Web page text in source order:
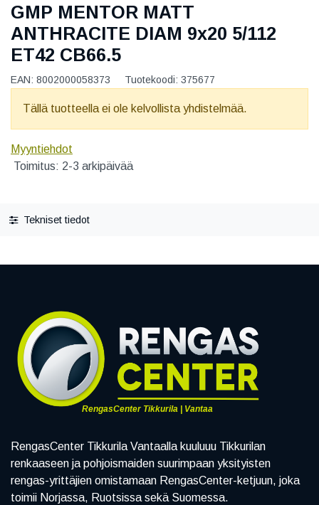
GMP MENTOR MATT
ANTHRACITE DIAM 9x20 5/112
ET42 CB66.5
EAN: 8002000058373 Tuotekoodi: 375677
Tällä tuotteella ei ole kelvollista yhdistelmää.
Myyntiehdot
Toimitus: 2-3 arkipäivää
Tekniset tiedot
RengasCenter Tikkurila | Vantaa
RengasCenter Tikkurila Vantaalla kuuluuu Tikkurilan
renkaaseen ja pohjoismaiden suurimpaan yksityisten
rengas-yrittäjien omistamaan RengasCenter-ketjuun, joka
toimii Norjassa, Ruotsissa sekä Suomessa.